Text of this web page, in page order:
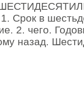
Срок в
2. чего.
назад.